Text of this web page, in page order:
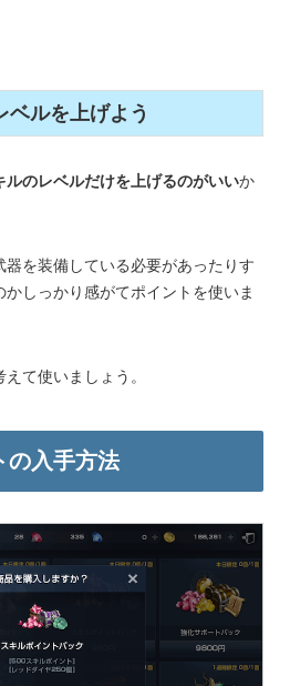
ベルを上げよう
ルのレベルだけを上げるのがいいか
器を装備している必要があったりす
しっかり感がてポイントを使いま
て使いましょう。
の入手方法